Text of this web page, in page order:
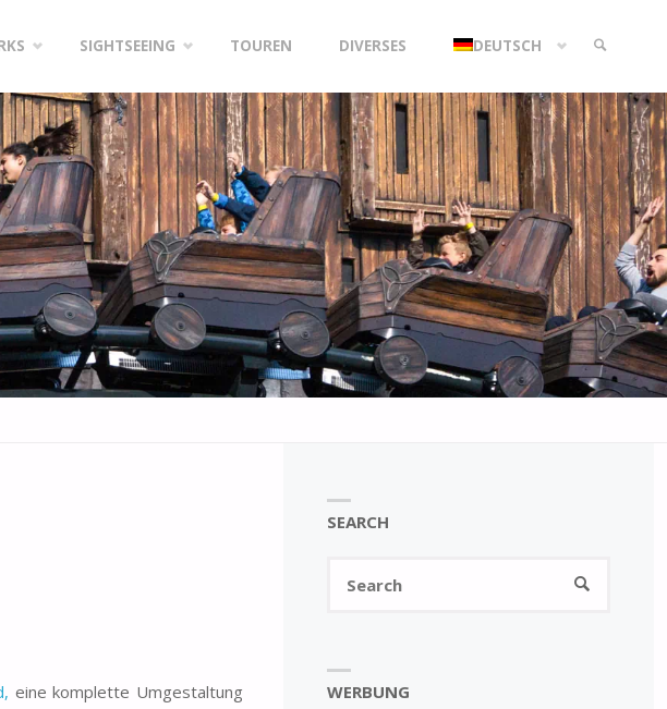
SIGHTSEEING TOUREN DIVERSES DEUTSCH
SEARCH
eine komplette Umgestaltung
SEARCH
SEARCH
WERBUNG